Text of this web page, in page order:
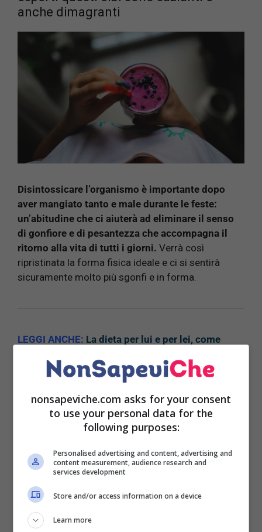
anche dimagranti
Disintossicare l’organismo è importante dopo
aver mangiato tanto e male durante le feste:
un’abitudine che ci aiuterà ad eliminare il senso
di gonfiore e di pesantezza che accompagna il
ritorno alla vita di tutti i giorni. Verrà così
ripristinata la forma fisica ideale e ci si sentirà
sicuramente molto più sgonfi e in forma.
LEGGI ANCHE: La dieta per lui e per lei, come
Ci sono molte abitudini sane consigliate dagli
esperti per la dieta di gennaio.Una di queste,
bevande alcoliche, gasate e quelle energetiche.
Un piccolo sacrificio che vi aiuterà molto nel vostro
intento.
Gli esperti nutrizionisti consigliano alcuni cibi
nonsapeviche.com asks for your consent
to use your personal data for the
following purposes:
Personalised advertising and content, advertising and
content measurement, audience research and
services development
Store and/or access information on a device
Learn more